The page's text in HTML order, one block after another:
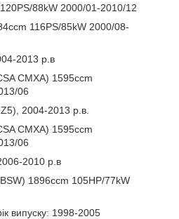
88kW 2000/01-2010/12
116PS/85kW 2000/08-
2013 р.в
CMXA) 1595ccm
06
2004-2013 р.в.
CMXA) 1595ccm
06
2010 р.в
1896ccm 105HP/77kW
випуску: 1998-2005